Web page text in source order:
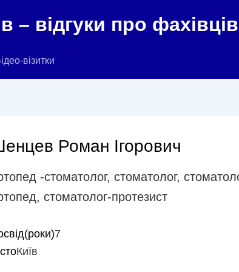
– відгуки про
візитки
Роман Ігорович
-стоматолог, стоматолог,
, стоматолог-протезист
7
Київ